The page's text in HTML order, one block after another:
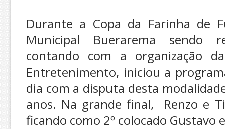
Durante a Copa da Farinha de
Municipal Buerarema sendo
contando com a organização
Entretenimento, iniciou a
dia com a disputa desta
anos. Na grande final, Renzo e
ficando como 2º colocado Gustavo